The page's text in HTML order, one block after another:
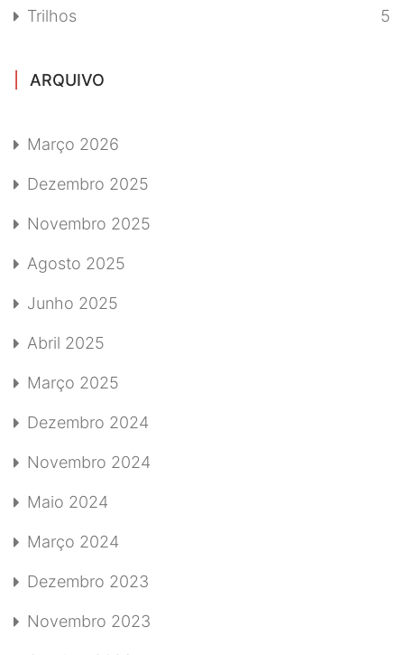
Trilhos 5
ARQUIVO
Março 2026
Dezembro 2025
Novembro 2025
Agosto 2025
Junho 2025
Abril 2025
Março 2025
Dezembro 2024
Novembro 2024
Maio 2024
Março 2024
Dezembro 2023
Novembro 2023